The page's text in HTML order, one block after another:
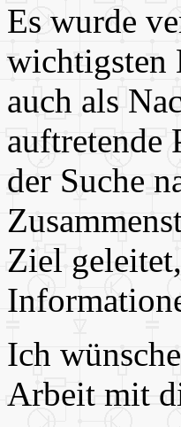
Es wurde
wichtigsten
auch als
auftretende
der Suche
Ziel
Ich
Arbeit mit